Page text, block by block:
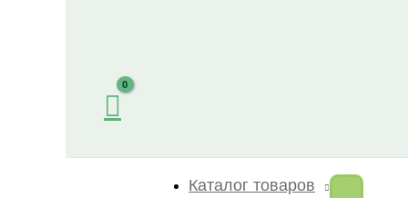
Каталог товаров